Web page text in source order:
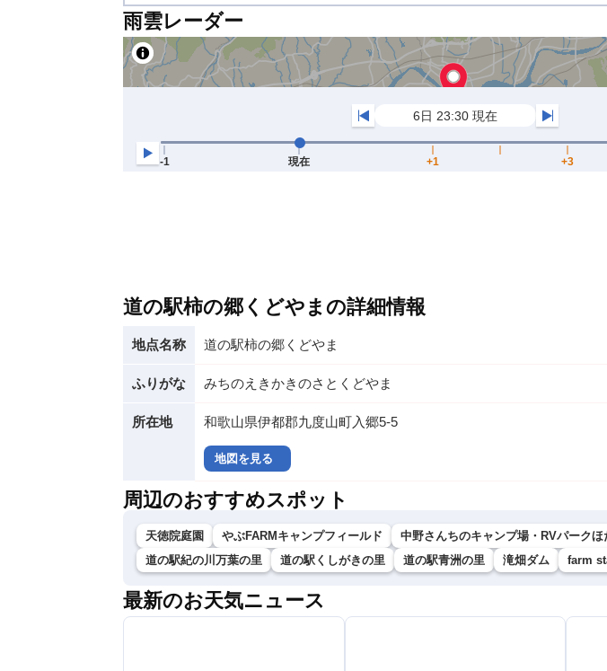
雨雲レーダー
道の駅柿の郷くどやまの詳細情報
地点名称 道の駅柿の郷くどやま
ふりがな みちのえきかきのさとくどやま
所在地 和歌山県伊都郡九度山町入郷5-5
地図を見る
周辺のおすすめスポット
天徳院庭園 やぶFARMキャンプフィールド 中野さんちのキャンプ場・RVパークほ
道の駅紀の川万葉の里
道の駅くしがきの里 道の駅青洲の里 滝畑ダム farm
最新のお天気ニュース